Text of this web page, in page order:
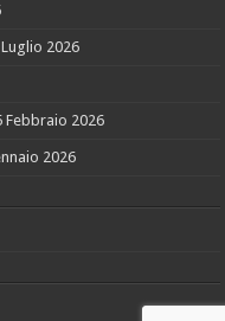
2026
Febbraio 2026
2026